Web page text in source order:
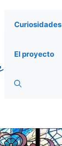
Curiosidades
El proyecto